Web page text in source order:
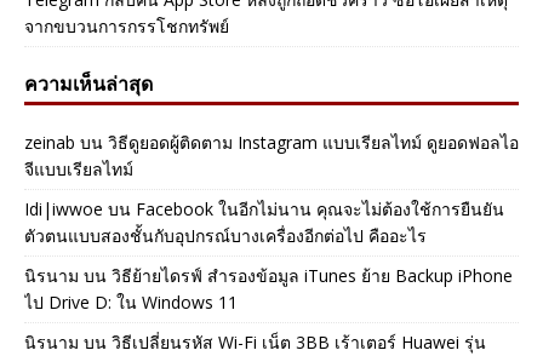
จากขบวนการกรรโชกทรัพย์
ความเห็นล่าสุด
zeinab บน วิธีดูยอดผู้ติดตาม Instagram แบบเรียลไทม์ ดูยอดฟอลไอ
จีแบบเรียลไทม์
Idi|iwwoe บน Facebook ในอีกไม่นาน คุณจะไม่ต้องใช้การยืนยัน
ตัวตนแบบสองชั้นกับอุปกรณ์บางเครื่องอีกต่อไป คืออะไร
นิรนาม บน วิธีย้ายไดรฟ์ สำรองข้อมูล iTunes ย้าย Backup iPhone
ไป Drive D: ใน Windows 11
นิรนาม บน วิธีเปลี่ยนรหัส Wi-Fi เน็ต 3BB เร้าเตอร์ Huawei รุ่น